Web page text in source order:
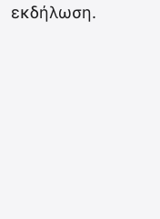
εκδήλωση.